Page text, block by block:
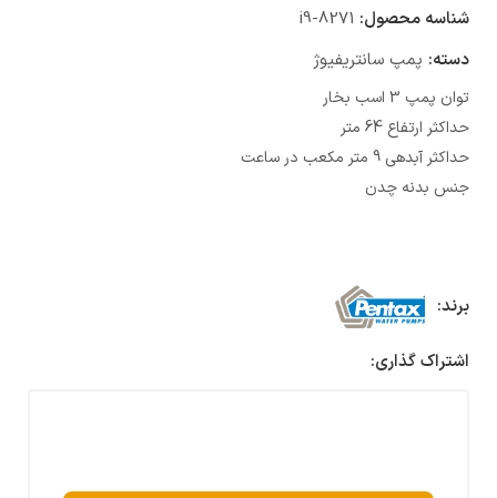
شناسه محصول: i9-8271
دسته: پمپ سانتریفیوژ
توان پمپ 3 اسب بخار
حداکثر ارتفاع 64 متر
حداکثر آبدهی 9 متر مکعب در ساعت
جنس بدنه چدن
برند:
اشتراک گذاری: